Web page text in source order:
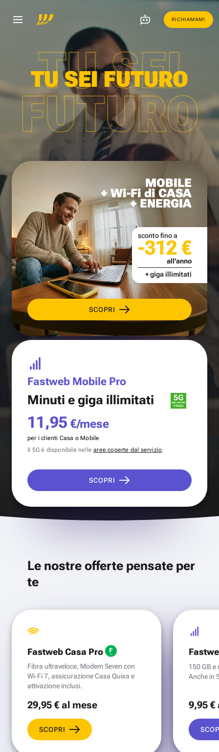
RICHIAMAMI
TU SEI
FUTURO
TU SEI FUTURO
MOBILE
+ Wi-Fi di CASA
+ ENERGIA
SCOPRI
sconto fino a
-312 €
all'anno
+ giga illimitati
Fastweb Mobile Pro
Minuti e giga illimitati
11,95 €/mese
per i clienti Casa o Mobile
Il 5G è disponibile nellearee coperte dal servizio.
SCOPRI
Le nostre offerte pensate per
te
Fastweb Casa Pro
Fibra ultraveloce, Modem Seven con
Wi‑Fi 7, assicurazione Casa Quixa e
attivazione inclusi.
29,95 €al mese
SCOPRI
150 GB e
Anche in
9,95 €